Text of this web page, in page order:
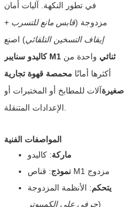
في تطور النكهة. آليات أمان
مزدوجة (قابس مانع للتسرب +
إيقاف التسخين التلقائي) اصنع
‌
كاليدو سنايبر M1 ثنائي ‌ واحدة من
أكثرها أمانًا ‌ محمصة قهوة تجارية
صغيرةآلات للمطابخ أو المختبرات أو
المواصفات الفنية
ماركة‌: كاليدو
نموذج
‌: قناص M1 مزدوج
يتحكم‌: الأنظمة المزدوجة
(حرفي على الكمبيوتر